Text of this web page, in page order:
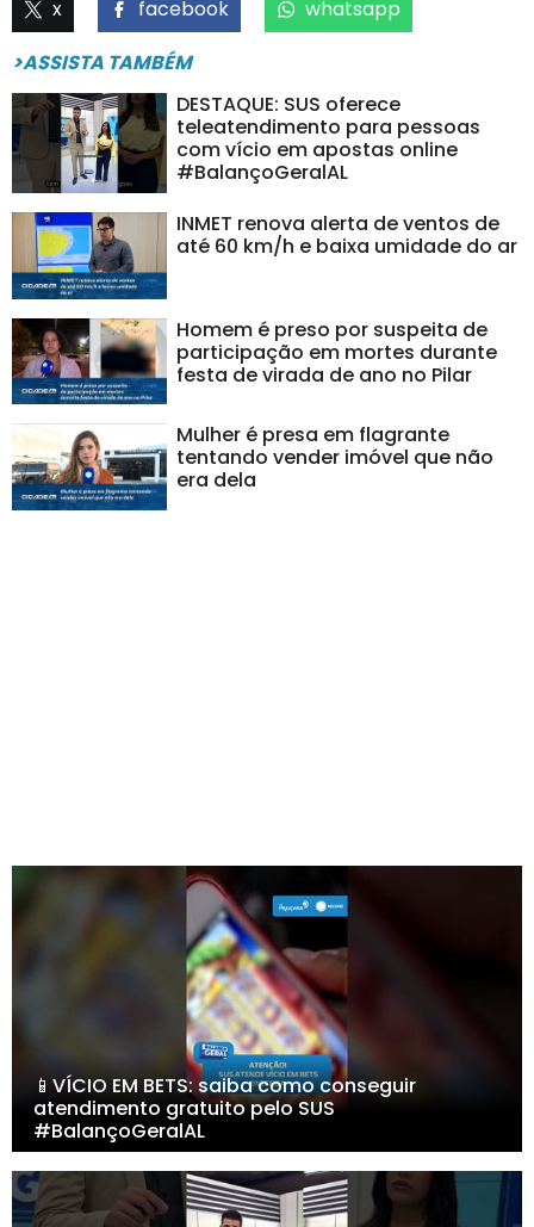
x facebook
whatsapp
>ASSISTA TAMBÉM
DESTAQUE: SUS oferece
teleatendimento para pessoas
com vício em apostas online
#BalançoGeralAL
INMET renova alerta de ventos de
até 60 km/h e baixa umidade do ar
Homem é preso por suspeita de
participação em mortes durante
festa de virada de ano no Pilar
Mulher é presa em flagrante
tentando vender imóvel que não
era dela
📱VÍCIO EM BETS: saiba como conseguir
atendimento gratuito pelo SUS
#BalançoGeralAL